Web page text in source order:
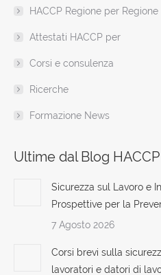
HACCP Regione per Regione
Attestati HACCP per
Corsi e consulenza
Ricerche
Formazione News
Ultime dal Blog HACCP
Sicurezza sul Lavoro e
Prospettive per la
7 Agosto 2026
Corsi brevi sulla
lavoratori e datori di